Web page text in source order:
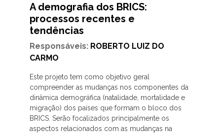
A demografia dos BRICS:
processos recentes e
tendências
Responsáveis: ROBERTO LUIZ DO
CARMO
Este projeto tem como objetivo geral
compreender as mudanças nos componentes da
dinâmica demográfica (natalidade, mortalidade e
migração) dos países que formam o bloco dos
BRICS. Serão focalizados principalmente os
aspectos relacionados com as mudanças na